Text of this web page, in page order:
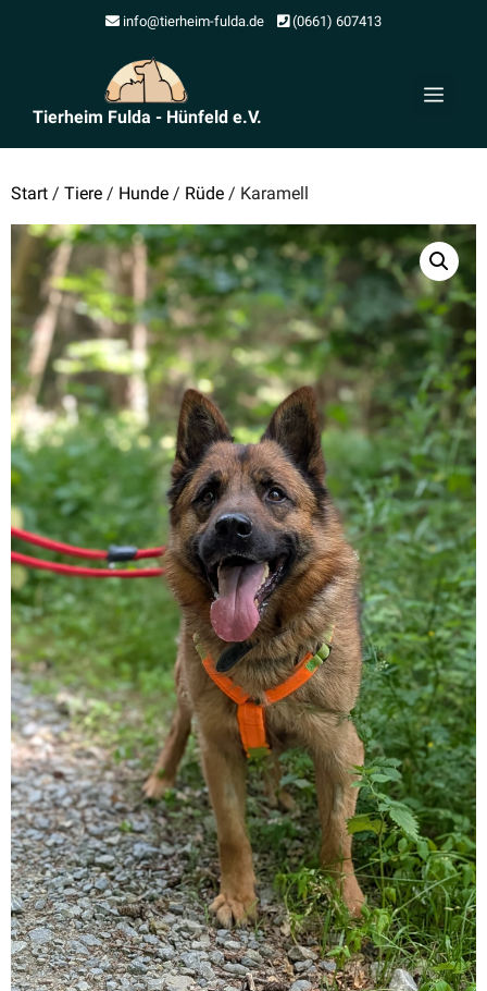
info@tierheim-fulda.de (0661) 607413
Tierheim Fulda - Hünfeld e.V.
Start / Tiere / Hunde / Rüde / Karamell